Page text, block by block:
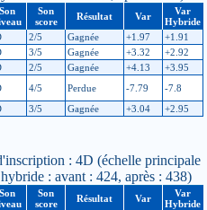
Son
Son
score
Résultat Var
Var
Hybride
2/5 Gagnée +1.97
+1.91
3/5 Gagnée +3.32
+2.92
2/5 Gagnée +4.13
+3.95
4/5 Perdue -7.79
-7.8
3/5 Gagnée +3.04 +2.95
: 4D (échelle principale
: avant : 424, après : 438)
Son
Son
score
Résultat Var
Var
Hybride